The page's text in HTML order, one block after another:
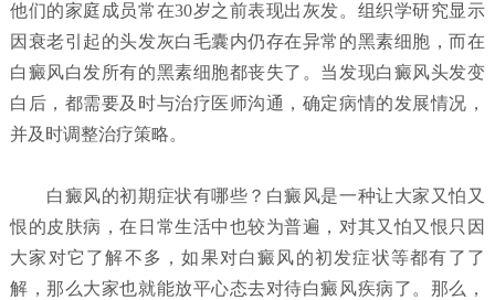
他们的家庭成员常在30岁之前表现出灰发。组织学研究显示
因衰老引起的头发灰白毛囊内仍存在异常的黑素细胞，而在
白癜风白发所有的黑素细胞都丧失了。当发现白癜风头发变
白后，都需要及时与治疗医师沟通，确定病情的发展情况，
并及时调整治疗策略。
白癜风的初期症状有哪些？ 白癜风是一种让大家又怕又
恨的皮肤病，在日常生活中也较为普遍，对其又怕又恨只因
大家对它了解不多，如果对白癜风的初发症状等都有了了
解，那么大家也就能放平心态去对待白癜风疾病了。那么，